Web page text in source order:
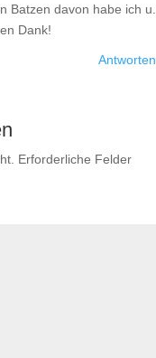
Batzen davon habe ich u.
Dank!
Antworten
Erforderliche Felder